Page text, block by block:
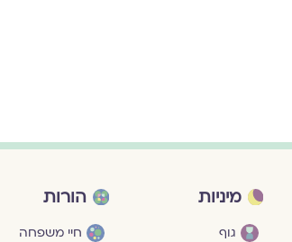
מיניות
גוף
הורות
חיי משפחה